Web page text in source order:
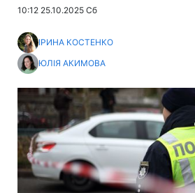
10:12 25.10.2025 Сб
ІРИНА КОСТЕНКО
ЮЛІЯ АКИМОВА